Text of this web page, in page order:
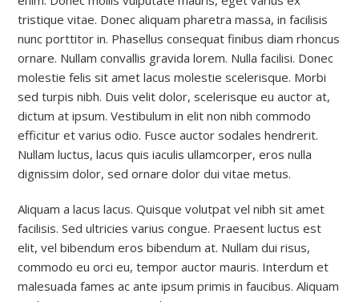
tristique vitae. Donec aliquam pharetra massa, in facilisis
nunc porttitor in. Phasellus consequat finibus diam rhoncus
ornare. Nullam convallis gravida lorem. Nulla facilisi. Donec
molestie felis sit amet lacus molestie scelerisque. Morbi
sed turpis nibh. Duis velit dolor, scelerisque eu auctor at,
dictum at ipsum. Vestibulum in elit non nibh commodo
efficitur et varius odio. Fusce auctor sodales hendrerit.
Nullam luctus, lacus quis iaculis ullamcorper, eros nulla
dignissim dolor, sed ornare dolor dui vitae metus.
Aliquam a lacus lacus. Quisque volutpat vel nibh sit amet
facilisis. Sed ultricies varius congue. Praesent luctus est
elit, vel bibendum eros bibendum at. Nullam dui risus,
commodo eu orci eu, tempor auctor mauris. Interdum et
malesuada fames ac ante ipsum primis in faucibus. Aliquam